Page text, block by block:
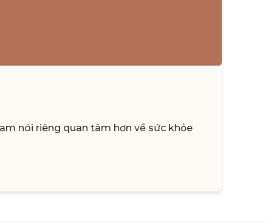
nói riêng quan tâm hơn về sức khỏe